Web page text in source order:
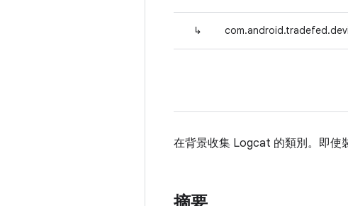
↳
在背景收集 Logcat 的類別。即使